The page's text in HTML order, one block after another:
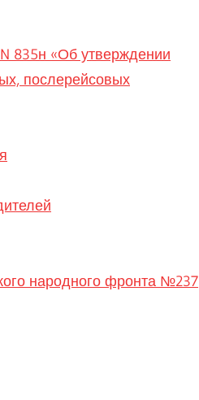
835н «Об утверждении
послерейсовых
народного фронта №237